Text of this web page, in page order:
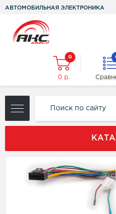
АВТОМОБИЛЬНАЯ ЭЛЕКТРОНИКА
0
0 р.